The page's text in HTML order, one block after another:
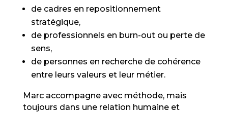
de cadres en repositionnement
stratégique,
de professionnels en burn-out ou perte de
sens,
de personnes en recherche de cohérence
entre leurs valeurs et leur métier.
Marc accompagne avec méthode, mais
toujours dans une relation humaine et